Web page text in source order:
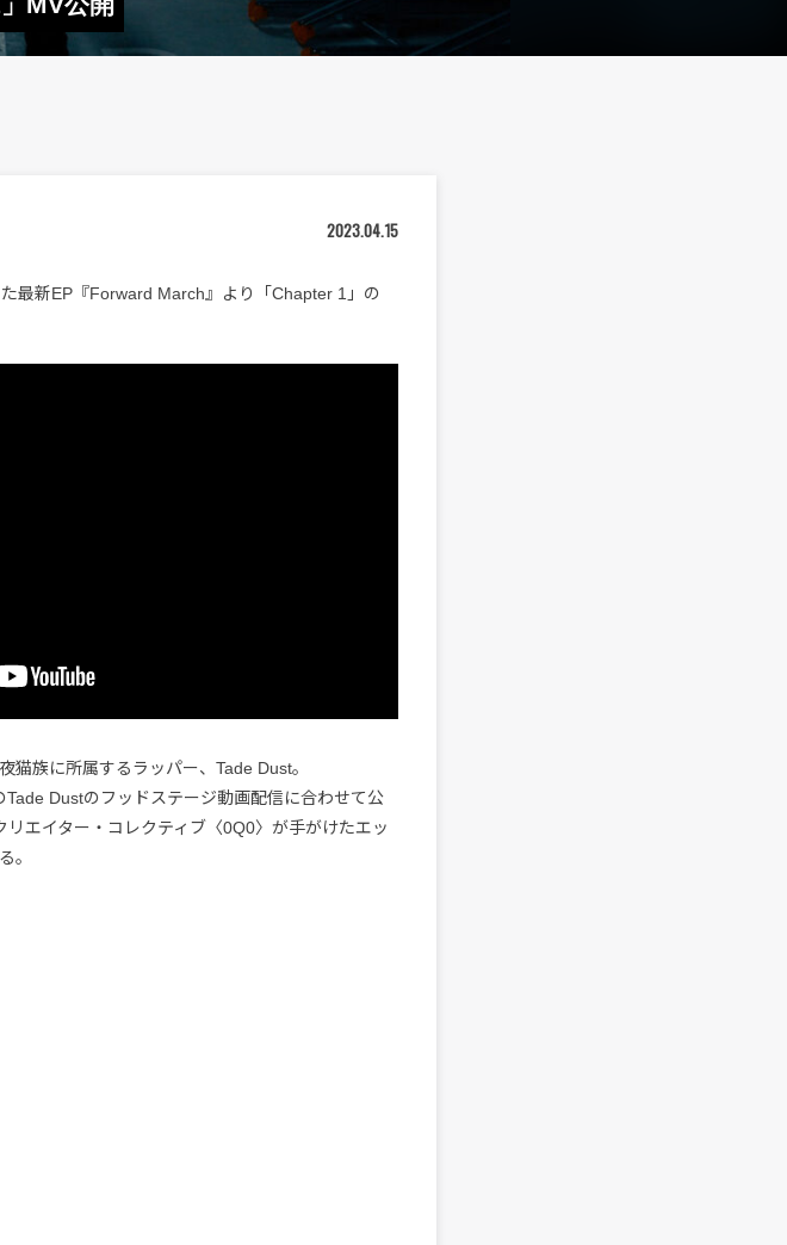
2023.04.15
最新EP『Forward March』より「Chapter 1」の
猫族に所属するラッパー、Tade Dust。
Dustのフッドステージ動画配信に合わせて公
エイター・コレクティブ〈0Q0〉が手がけたエッ
。